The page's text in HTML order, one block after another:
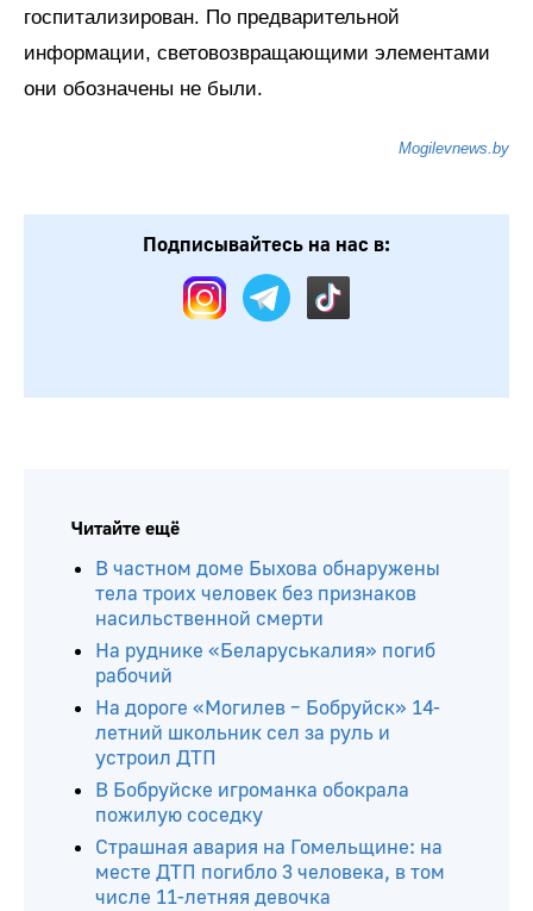
госпитализирован. По предварительной
информации, световозвращающими элементами
они обозначены не были.
Mogilevnews.by
Подписывайтесь на нас в:
Читайте ещё
В частном доме Быхова обнаружены
тела троих человек без признаков
насильственной смерти
На руднике «Беларуськалия» погиб
рабочий
На дороге «Могилев – Бобруйск» 14-
летний школьник сел за руль и
устроил ДТП
В Бобруйске игроманка обокрала
пожилую соседку
Страшная авария на Гомельщине: на
месте ДТП погибло 3 человека, в том
числе 11-летняя девочка